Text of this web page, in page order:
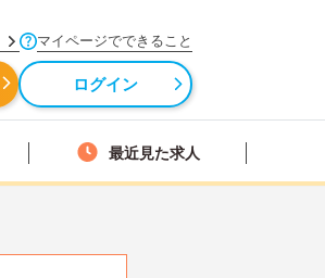
マイページでできること
ログイン
最近見た求人